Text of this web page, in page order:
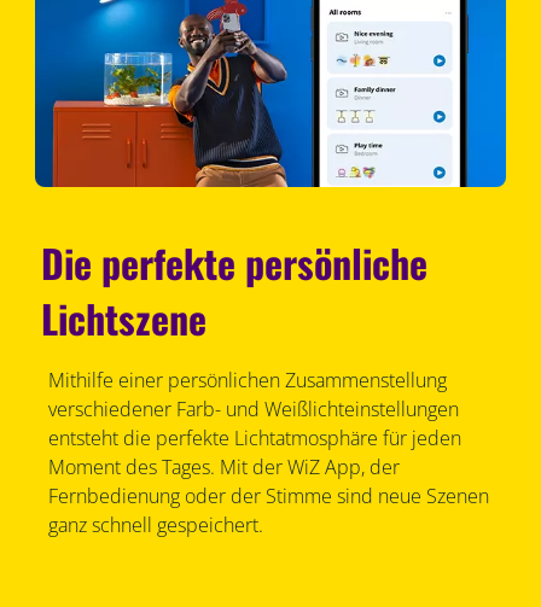
Die perfekte persönliche
Lichtszene
Mithilfe einer persönlichen Zusammenstellung
verschiedener Farb- und Weißlichteinstellungen
entsteht die perfekte Lichtatmosphäre für jeden
Moment des Tages. Mit der WiZ App, der
Fernbedienung oder der Stimme sind neue Szenen
ganz schnell gespeichert.